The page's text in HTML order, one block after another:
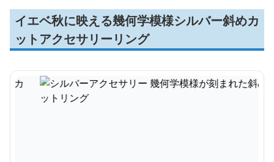
イエベ秋に映える幾何学模様シルバー斜めカ
ットアクセサリーリング